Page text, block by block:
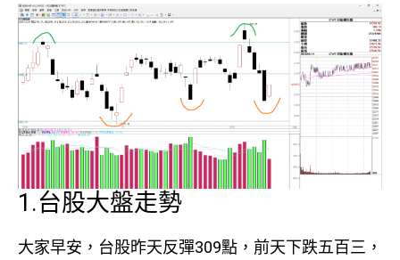
1.台股大盤走勢
大家早安，台股昨天反彈309點，前天下跌五百三，